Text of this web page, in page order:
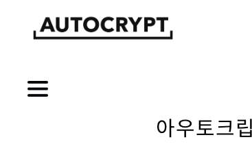
아우토크